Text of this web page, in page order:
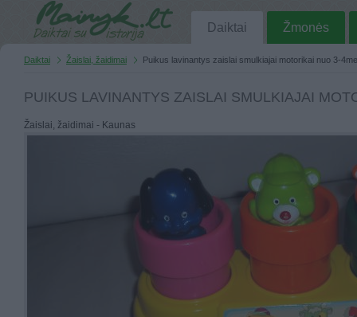
Daiktai Žmonės
Daiktai Žaislai, žaidimai Puikus lavinantys zaislai smulkiajai motorikai nuo 3-
PUIKUS LAVINANTYS ZAISLAI SMULKIAJAI
Žaislai, žaidimai - Kaunas